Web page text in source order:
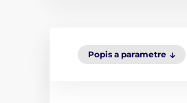
Popis a parametre